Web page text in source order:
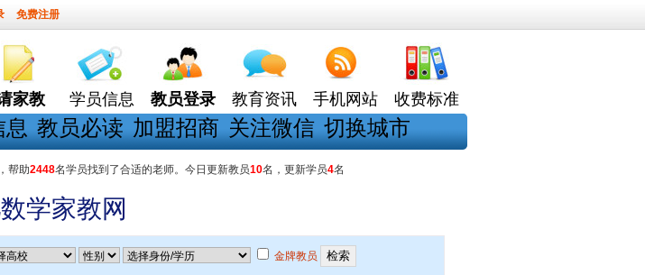
免费注册
家教 学员信息 教员登录 教育资讯 手机网站 收费标准
息 教员必读 加盟招商 关注微信 切换城市
帮助2448名学员找到了合适的老师。今日更新教员10名，更新学员4名
学家教网
金牌教员